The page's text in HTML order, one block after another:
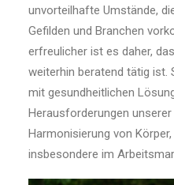
unvorteilhafte Umstände,
Gefilden und Branchen
erfreulicher ist es daher,
weiterhin beratend tätig ist.
mit gesundheitlichen
Herausforderungen
Harmonisierung von
insbesondere im